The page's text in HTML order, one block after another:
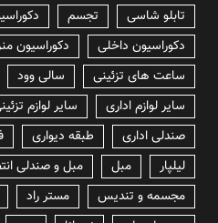
تابلو شاسی
تجسم
دکوراسیون داخلی
دکوراسیون
ساعت های تزئینی
سالی وود
سایر لوازم اداری
سایر لوازم
صندلی اداری
طبقه دیواری
لیلپار
مبل مبل و صندلی
مجسمه و تندیس
مستر راد